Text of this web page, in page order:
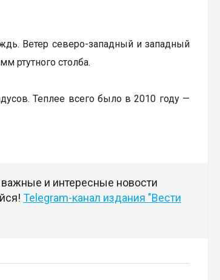
Ветер северо-западный и западный
ртутного столба.
Теплее всего было в 2010 году —
и интересные новости
Telegram-канал издания "Вести